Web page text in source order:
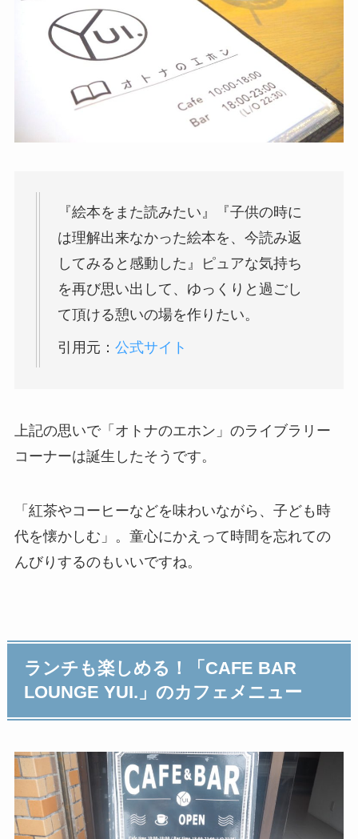
『絵本をまた読みたい』『子供の時に
は理解出来なかった絵本を、今読み返
してみると感動した』ピュアな気持ち
を再び思い出して、ゆっくりと過ごし
て頂ける憩いの場を作りたい。
引用元： 公式サイト
上記の思いで「オトナのエホン」のライブラリー
コーナーは誕生したそうです。
「紅茶やコーヒーなどを味わいながら、子ども時
代を懐かしむ」。童心にかえって時間を忘れての
んびりするのもいいですね。
ランチも楽しめる！「CAFE BAR
LOUNGE YUI.」のカフェメニュー